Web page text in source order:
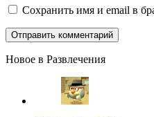
Сохранить имя и email в
Новое в Развлечения